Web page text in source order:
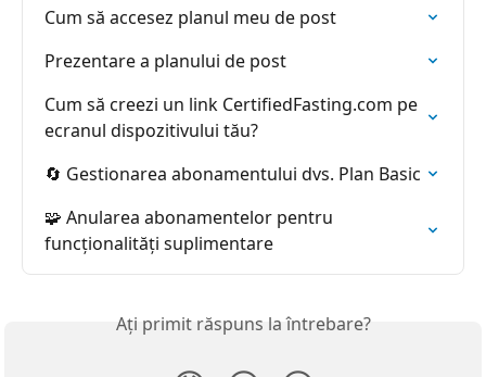
Cum să accesez planul meu de post
Prezentare a planului de post
Cum să creezi un link CertifiedFasting.com pe
ecranul dispozitivului tău?
🔄 Gestionarea abonamentului dvs. Plan Basic
🧩 Anularea abonamentelor pentru
funcționalități suplimentare
Ați primit răspuns la întrebare?